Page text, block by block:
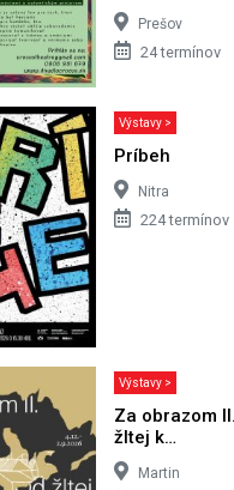
Prešov
24 termínov
Výstavy >
Príbeh
Nitra
224 termínov
Výstavy >
Za obrazom
žltej k…
Martin